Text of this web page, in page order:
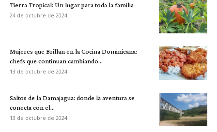
Tierra Tropical: Un lugar para toda la familia
24 de octubre de 2024
Mujeres que Brillan en la Cocina Dominicana:
chefs que continuan cambiando...
13 de octubre de 2024
Saltos de la Damajagua: donde la aventura se
conecta con el...
13 de octubre de 2024